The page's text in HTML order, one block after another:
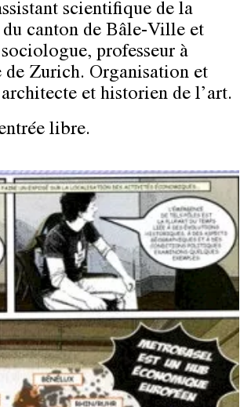
scientifique de la
canton de Bâle-Ville et
professeur à
Zurich. Organisation et
et historien de l’art.
libre.